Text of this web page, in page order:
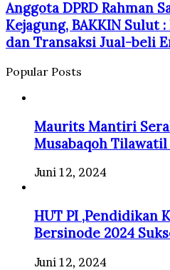
Anggota DPRD Rahman
Kejagung, BAKKIN Sulut
dan Transaksi Jual-beli
Popular Posts
Maurits Mantiri
Musabaqoh Tilawatil
Juni 12, 2024
HUT PI ,Pendidikan
Bersinode 2024
Juni 12, 2024